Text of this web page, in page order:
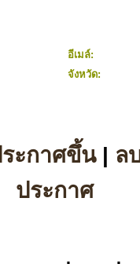
อีเมล์:
จังหวัด:
ะกาศขึ้น| ล
ประกาศ